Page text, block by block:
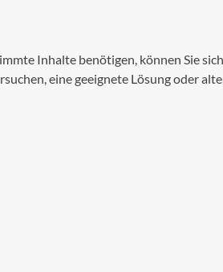
Inhalte benötigen, können Sie
eine geeignete Lösung oder